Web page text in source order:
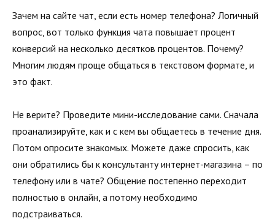
Зачем на сайте чат, если есть номер телефона? Логичный
вопрос, вот только функция чата повышает процент
конверсий на несколько десятков процентов. Почему?
Многим людям проще общаться в текстовом формате, и
это факт.
Не верите? Проведите мини-исследование сами. Сначала
проанализируйте, как и с кем вы общаетесь в течение дня.
Потом опросите знакомых. Можете даже спросить, как
они обратились бы к консультанту интернет-магазина – по
телефону или в чате? Общение постепенно переходит
полностью в онлайн, а потому необходимо
подстраиваться.